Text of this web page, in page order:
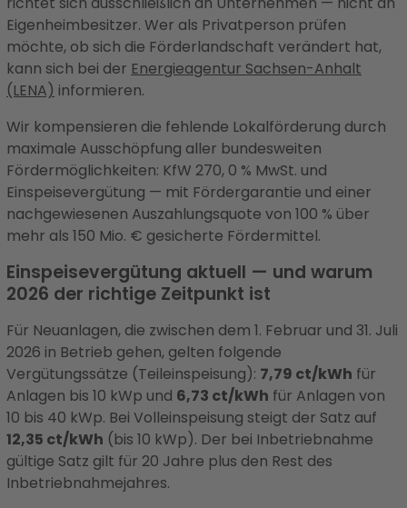
Eigenheimbesitzer. Wer als Privatperson prüfen
möchte, ob sich die Förderlandschaft verändert hat,
kann sich bei der Energieagentur Sachsen-Anhalt
(LENA) informieren.
Wir kompensieren die fehlende Lokalförderung durch
maximale Ausschöpfung aller bundesweiten
Fördermöglichkeiten: KfW 270, 0 % MwSt. und
Einspeisevergütung — mit Fördergarantie und einer
nachgewiesenen Auszahlungsquote von 100 % über
mehr als 150 Mio. € gesicherte Fördermittel.
Einspeisevergütung aktuell — und warum
2026 der richtige Zeitpunkt ist
Für Neuanlagen, die zwischen dem 1. Februar und 31. Juli
2026 in Betrieb gehen, gelten folgende
Vergütungssätze (Teileinspeisung): 7,79 ct/kWh für
Anlagen bis 10 kWp und 6,73 ct/kWh für Anlagen von
10 bis 40 kWp. Bei Volleinspeisung steigt der Satz auf
12,35 ct/kWh (bis 10 kWp). Der bei Inbetriebnahme
gültige Satz gilt für 20 Jahre plus den Rest des
Inbetriebnahmejahres.